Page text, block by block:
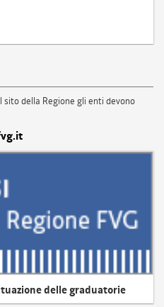
sito della Regione gli enti devono
delle graduatorie